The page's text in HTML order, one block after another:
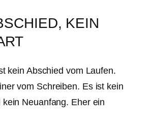
KEIN
kein Abschied vom Laufen.
vom Schreiben. Es ist kein
kein Neuanfang. Eher ein